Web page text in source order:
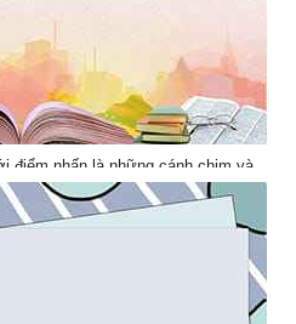
điểm nhấn là những cánh chim và
sách